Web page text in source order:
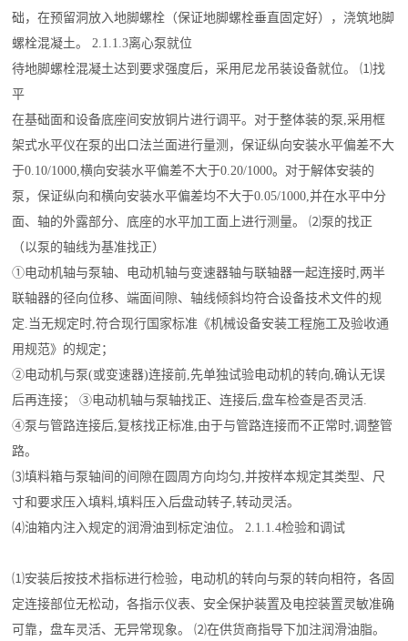
础，在预留洞放入地脚螺栓（保证地脚螺栓垂直固定好），浇筑地脚
螺栓混凝土。 2.1.1.3离心泵就位
待地脚螺栓混凝土达到要求强度后，采用尼龙吊装设备就位。 ⑴找
平
在基础面和设备底座间安放铜片进行调平。对于整体装的泵,采用框
架式水平仪在泵的出口法兰面进行量测，保证纵向安装水平偏差不大
于0.10/1000,横向安装水平偏差不大于0.20/1000。对于解体安装的
泵，保证纵向和横向安装水平偏差均不大于0.05/1000,并在水平中分
面、轴的外露部分、底座的水平加工面上进行测量。 ⑵泵的找正
（以泵的轴线为基准找正）
①电动机轴与泵轴、电动机轴与变速器轴与联轴器一起连接时,两半
联轴器的径向位移、端面间隙、轴线倾斜均符合设备技术文件的规
定.当无规定时,符合现行国家标准《机械设备安装工程施工及验收通
用规范》的规定；
②电动机与泵(或变速器)连接前,先单独试验电动机的转向,确认无误
后再连接； ③电动机轴与泵轴找正、连接后,盘车检查是否灵活.
④泵与管路连接后,复核找正标准,由于与管路连接而不正常时,调整管
路。
⑶填料箱与泵轴间的间隙在圆周方向均匀,并按样本规定其类型、尺
寸和要求压入填料,填料压入后盘动转子,转动灵活。
⑷油箱内注入规定的润滑油到标定油位。 2.1.1.4检验和调试
⑴安装后按技术指标进行检验，电动机的转向与泵的转向相符，各固
定连接部位无松动，各指示仪表、安全保护装置及电控装置灵敏准确
可靠，盘车灵活、无异常现象。 ⑵在供货商指导下加注润滑油脂。